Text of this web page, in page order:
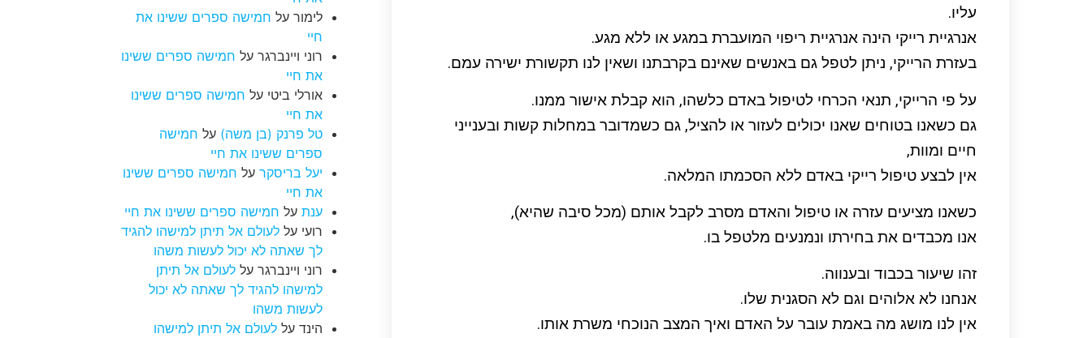
עליו.
אנרגיית רייקי הינה אנרגיית ריפוי המועברת במגע או ללא מגע.
בעזרת הרייקי, ניתן לטפל גם באנשים שאינם בקרבתנו ושאין לנו תקשורת ישירה עמם.
על פי הרייקי, תנאי הכרחי לטיפול באדם כלשהו, הוא קבלת אישור ממנו.
גם כשאנו בטוחים שאנו יכולים לעזור או להציל, גם כשמדובר במחלות קשות ובענייני
חיים ומוות,
אין לבצע טיפול רייקי באדם ללא הסכמתו המלאה.
כשאנו מציעים עזרה או טיפול והאדם מסרב לקבל אותם (מכל סיבה שהיא),
אנו מכבדים את בחירתו ונמנעים מלטפל בו.
זהו שיעור בכבוד ובענווה.
אנחנו לא אלוהים וגם לא הסגנית שלו.
אין לנו מושג מה באמת עובר על האדם ואיך המצב הנוכחי משרת אותו.
לימורעל חמישה ספרים ששינו את
חיי
רוני ויינברגרעל חמישה ספרים ששינו
את חיי
אורלי ביטי על חמישה ספרים ששינו
את חיי
טל פרנק (בן משה) על חמישה
ספרים ששינו את חיי
יעל בריסקרעל חמישה ספרים ששינו
את חיי
ענתעל חמישה ספרים ששינו את חיי
רועי על לעולם אל תיתן למישהו להגיד
לך שאתה לא יכול לעשות משהו
רוני ויינברגרעל לעולם אל תיתן
למישהו להגיד לך שאתה לא יכול
לעשות משהו
הינדעל לעולם אל תיתן למישהו